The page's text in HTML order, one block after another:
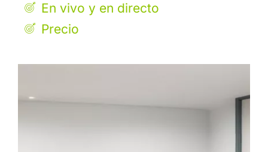
En vivo y en directo
Precio